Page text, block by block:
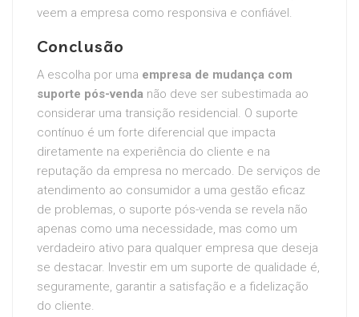
veem a empresa como responsiva e confiável.
Conclusão
A escolha por uma empresa de mudança com
suporte pós-venda não deve ser subestimada ao
considerar uma transição residencial. O suporte
contínuo é um forte diferencial que impacta
diretamente na experiência do cliente e na
reputação da empresa no mercado. De serviços de
atendimento ao consumidor a uma gestão eficaz
de problemas, o suporte pós-venda se revela não
apenas como uma necessidade, mas como um
verdadeiro ativo para qualquer empresa que deseja
se destacar. Investir em um suporte de qualidade é,
seguramente, garantir a satisfação e a fidelização
do cliente.